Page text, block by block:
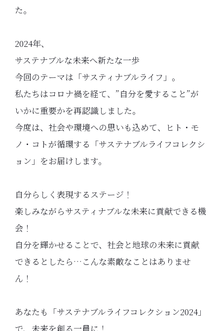
た。
2024年、
サステナブルな未来へ新たな一歩
今回のテーマは「サスティナブルライフ」。
私たちはコロナ禍を経て、”自分を愛すること”が
いかに重要かを再認識しました。
今度は、社会や環境への思いも込めて、ヒト・モ
ノ・コトが循環する「サステナブルライフコレクシ
ョン」をお届けします。
自分らしく表現するステージ！
楽しみながらサスティナブルな未来に貢献できる機
会！
自分を輝かせることで、社会と地球の未来に貢献
できるとしたら…こんな素敵なことはありませ
ん！
あなたも「サステナブルライフコレクション2024」
で、未来を創る一員に！